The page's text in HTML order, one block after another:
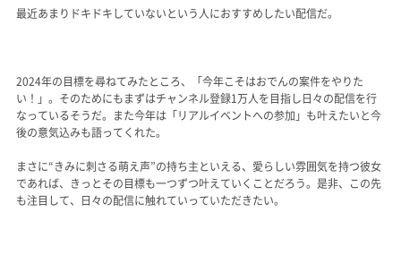
最近あまりドキドキしていないという人におすすめしたい配信だ。
2024年の目標を尋ねてみたところ、「今年こそはおでんの案件をやりた
い！」。そのためにもまずはチャンネル登録1万人を目指し日々の配信を行
なっているそうだ。また今年は「リアルイベントへの参加」も叶えたいと今
後の意気込みも語ってくれた。
まさに“きみに刺さる萌え声”の持ち主といえる、愛らしい雰囲気を持つ彼女
であれば、きっとその目標も一つずつ叶えていくことだろう。是非、この先
も注目して、日々の配信に触れていっていただきたい。